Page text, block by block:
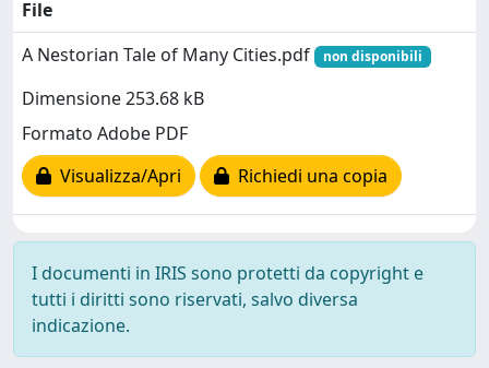
File
A Nestorian Tale of Many Cities.pdf
non disponibili
Dimensione 253.68 kB
Formato Adobe PDF
Visualizza/Apri
Richiedi una copia
I documenti in IRIS sono protetti da copyright e
tutti i diritti sono riservati, salvo diversa
indicazione.